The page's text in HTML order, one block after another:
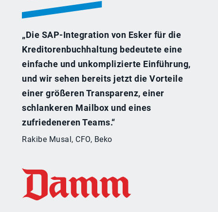
„Die SAP-Integration von Esker für die
Kreditorenbuchhaltung bedeutete eine
einfache und unkomplizierte Einführung,
und wir sehen bereits jetzt die Vorteile
einer größeren Transparenz, einer
schlankeren Mailbox und eines
zufriedeneren Teams.“
Rakibe Musal, CFO, Beko